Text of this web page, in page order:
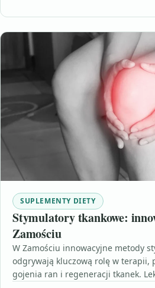
SUPLEMENTY DIETY
Stymulatory tkankowe:
Zamościu
W Zamościu innowacyjne metody
odgrywają kluczową rolę w terapii,
gojenia ran i regeneracji tkanek.